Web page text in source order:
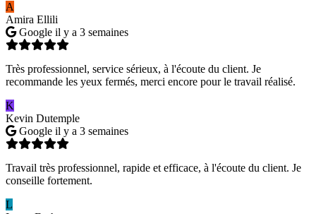
A
Amira Ellili
Google il y a 3 semaines
Très professionnel, service sérieux, à l'écoute du client. Je
recommande les yeux fermés, merci encore pour le travail réalisé.
K
Kevin Dutemple
Google il y a 3 semaines
Travail très professionnel, rapide et efficace, à l'écoute du client. Je
conseille fortement.
L